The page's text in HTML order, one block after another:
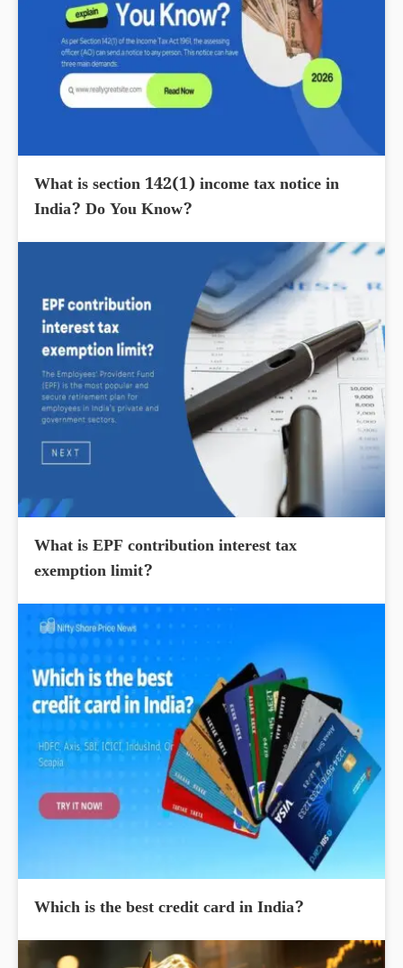
What is section 142(1) income tax notice in
India? Do You Know?
What is EPF contribution interest tax
exemption limit?
Which is the best credit card in India?